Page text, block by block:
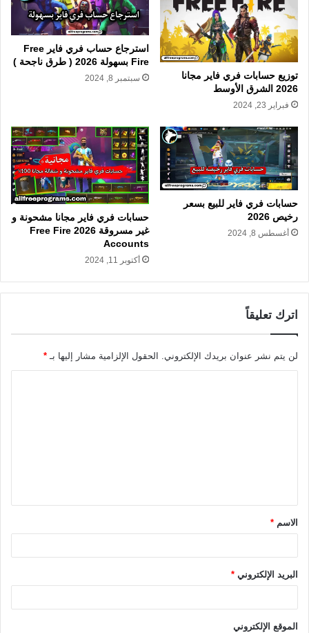
توزيع حسابات فري فاير مجانا
2026 الشرق الأوسط
فبراير 23, 2024
استرجاع حساب فري فاير Free
Fire بسهولة 2026 ( طرق ناجحة )
سبتمبر 8, 2024
حسابات فري فاير للبيع بسعر
رخيص 2026
أغسطس 8, 2024
حسابات فري فاير مجانا مشحونة و
غير مسروقة 2026 Free Fire
Accounts
أكتوبر 11, 2024
اترك تعليقاً
لن يتم نشر عنوان بريدك الإلكتروني. الحقول الإلزامية مشار إليها بـ *
ق
*الاسم *
البريد الإلكتروني *
الموقع الإلكتروني